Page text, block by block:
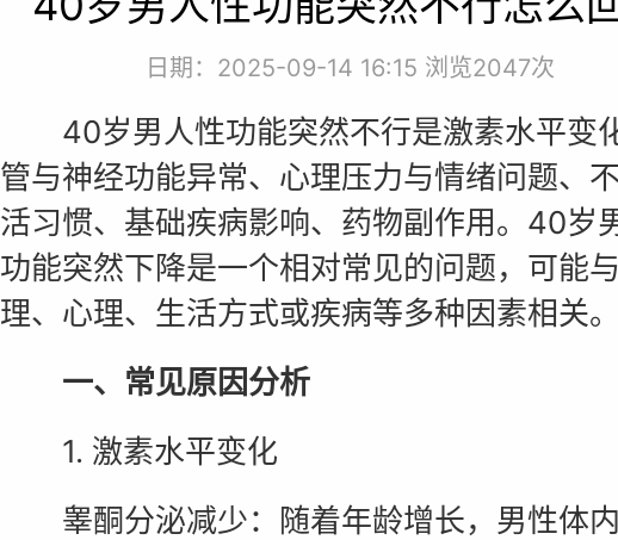
日期：2025-09-14 16:15 浏览2047次
40岁男人性功能突然不行是激素水平变
管与神经功能异常、心理压力与情绪问题、
活习惯、基础疾病影响、药物副作用。40岁
功能突然下降是一个相对常见的问题，可能
理、心理、生活方式或疾病等多种因素相关。
一、常见原因分析
1. 激素水平变化
睾酮分泌减少：随着年龄增长，男性体